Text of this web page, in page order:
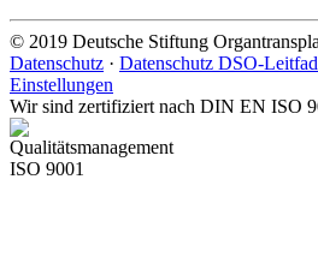
© 2019 Deutsche Stiftung
Datenschutz · Datenschutz DSO-
Einstellungen
Wir sind zertifiziert nach DIN EN ISO